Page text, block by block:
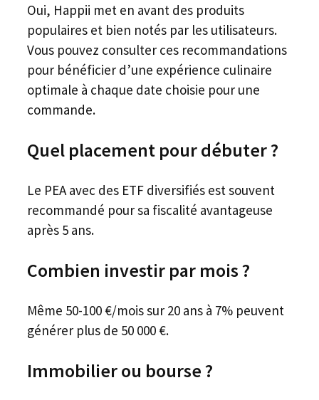
Oui, Happii met en avant des produits
populaires et bien notés par les utilisateurs.
Vous pouvez consulter ces recommandations
pour bénéficier d’une expérience culinaire
optimale à chaque date choisie pour une
commande.
Quel placement pour débuter ?
Le PEA avec des ETF diversifiés est souvent
recommandé pour sa fiscalité avantageuse
après 5 ans.
Combien investir par mois ?
Même 50-100 €/mois sur 20 ans à 7% peuvent
générer plus de 50 000 €.
Immobilier ou bourse ?